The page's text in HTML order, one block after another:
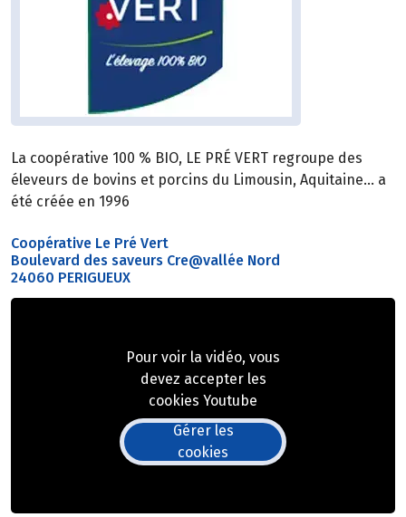
La coopérative 100 % BIO, LE PRÉ VERT regroupe des
éleveurs de bovins et porcins du Limousin, Aquitaine… a
été créée en 1996
Coopérative Le Pré Vert
Boulevard des saveurs Cre@vallée Nord
24060 PERIGUEUX
Pour voir la vidéo, vous
devez accepter les
cookies Youtube
Gérer les
cookies